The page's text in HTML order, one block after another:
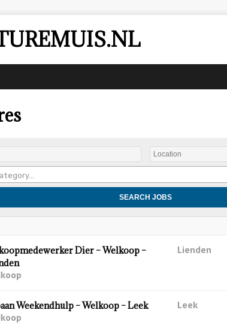
Dier – Welkoop –
Lienden
Weekendhulp – Welkoop – Leek Leek